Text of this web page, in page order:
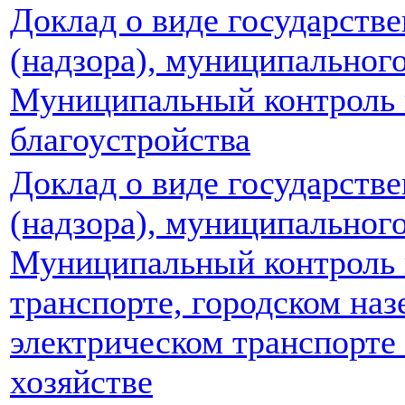
Доклад о виде
(надзора),
Муниципальный контроль
благоустройства
Доклад о виде
(надзора),
Муниципальный контроль
транспорте, городском
электрическом
хозяйстве